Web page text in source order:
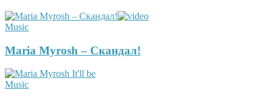
Music
Maria Myrosh – Скандал!
Music